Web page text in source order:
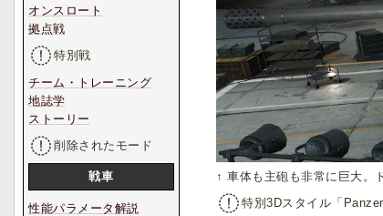
↑ 車体も主砲も非常に巨大。
特別3Dスタイル「
オンスロート
拠点戦
特別戦
チーム・トレーニング
地誌学
ストーリー
削除されたモード
戦車
性能パラメータ解説